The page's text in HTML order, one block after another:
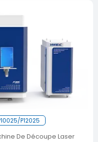
P12025
De Découpe Laser